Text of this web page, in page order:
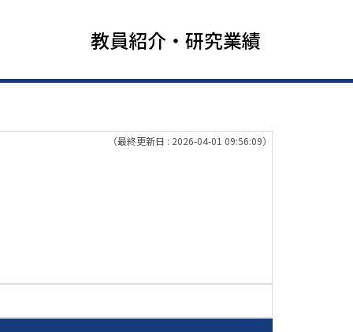
教員紹介・研究業績
（最終更新日 : 2026-04-01 09:56:09）